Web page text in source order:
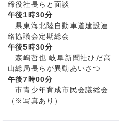
締役社長らと面談
午後1時30分
県東海北陸自動車道建設連
絡協議会定期総会
午後5時30分
森嶋哲也 岐阜新聞社ひだ高
山総局長らが異動あいさつ
午後7時00分
市青少年育成市民会議総会
（※写真あり）